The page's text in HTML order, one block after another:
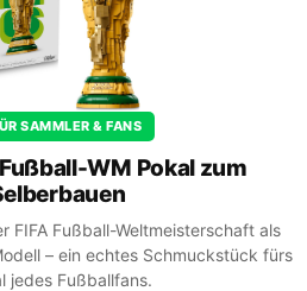
SAMMLER & FANS
WM Pokal zum
FIFA Fußball-Weltmeisterschaft als
– ein echtes Schmuckstück fürs
jedes Fußballfans.